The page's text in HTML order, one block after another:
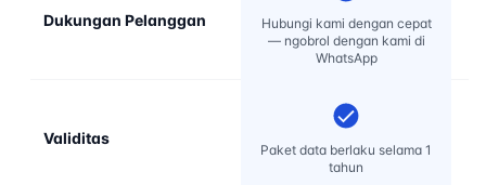
Dukungan Pelanggan
Hubungi kami dengan cepat
— ngobrol dengan kami di
WhatsApp
Validitas
Paket data berlaku selama 1
tahun